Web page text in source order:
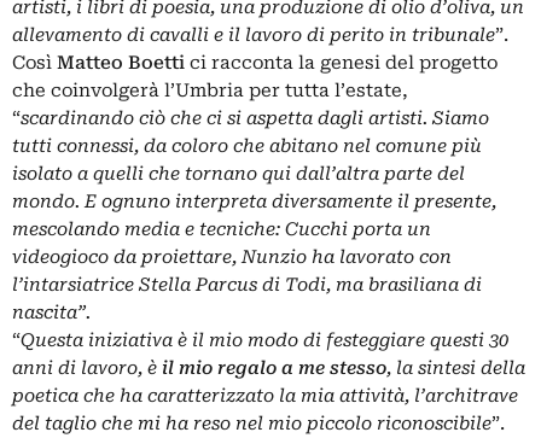
artisti, i libri di poesia, una produzione di olio d’oliva, un
allevamento di cavalli e il lavoro di perito in tribunale”.
Così Matteo Boetti ci racconta la genesi del progetto
che coinvolgerà l’Umbria per tutta l’estate,
“scardinando ciò che ci si aspetta dagli artisti. Siamo
tutti connessi, da coloro che abitano nel comune più
isolato a quelli che tornano qui dall’altra parte del
mondo. E ognuno interpreta diversamente il presente,
mescolando media e tecniche: Cucchi porta un
videogioco da proiettare, Nunzio ha lavorato con
l’intarsiatrice Stella Parcus di Todi, ma brasiliana di
nascita”.
“Questa iniziativa è il mio modo di festeggiare questi 30
anni di lavoro, è il mio regalo a me stesso, la sintesi della
poetica che ha caratterizzato la mia attività, l’architrave
del taglio che mi ha reso nel mio piccolo riconoscibile”.